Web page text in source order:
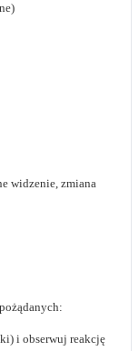
widzenie, zmiana
i obserwuj reakcję